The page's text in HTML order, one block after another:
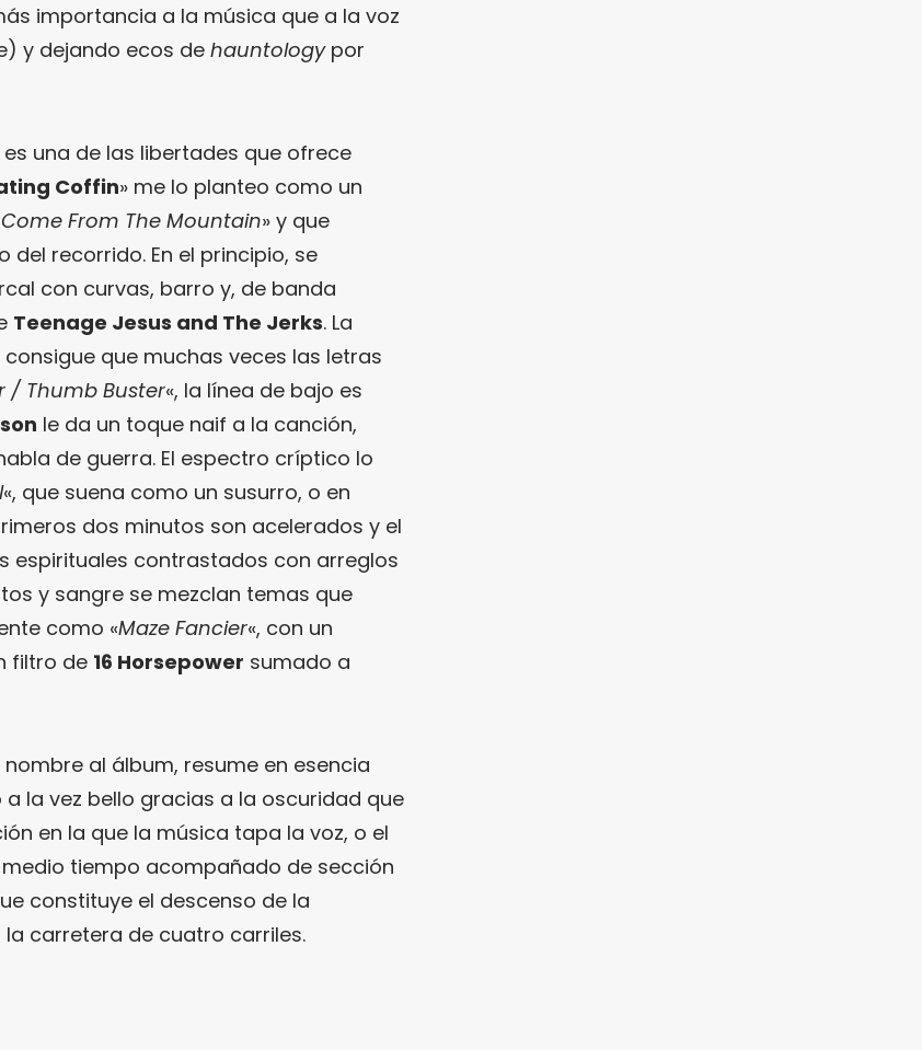
importancia a la música que a la voz
y dejando ecos de hauntologypor
una de las libertades que ofrece
Coffin» me lo planteo como un
From The Mountain» y que
del recorrido. En el principio, se
con curvas, barro y, de banda
Teenage Jesus and The Jerks. La
que muchas veces las letras
/ Thumb Buster«, la línea de bajo es
le da un toque naif a la canción,
de guerra. El espectro críptico lo
«, que suena como un susurro, o en
dos minutos son acelerados y el
espirituales contrastados con arreglos
y sangre se mezclan temas que
como «Maze Fancier«, con un
filtro de 16 Horsepower sumado a
al álbum, resume en esencia
la vez bello gracias a la oscuridad que
en la que la música tapa la voz, o el
medio tiempo acompañado de sección
constituye el descenso de la
carretera de cuatro carriles.